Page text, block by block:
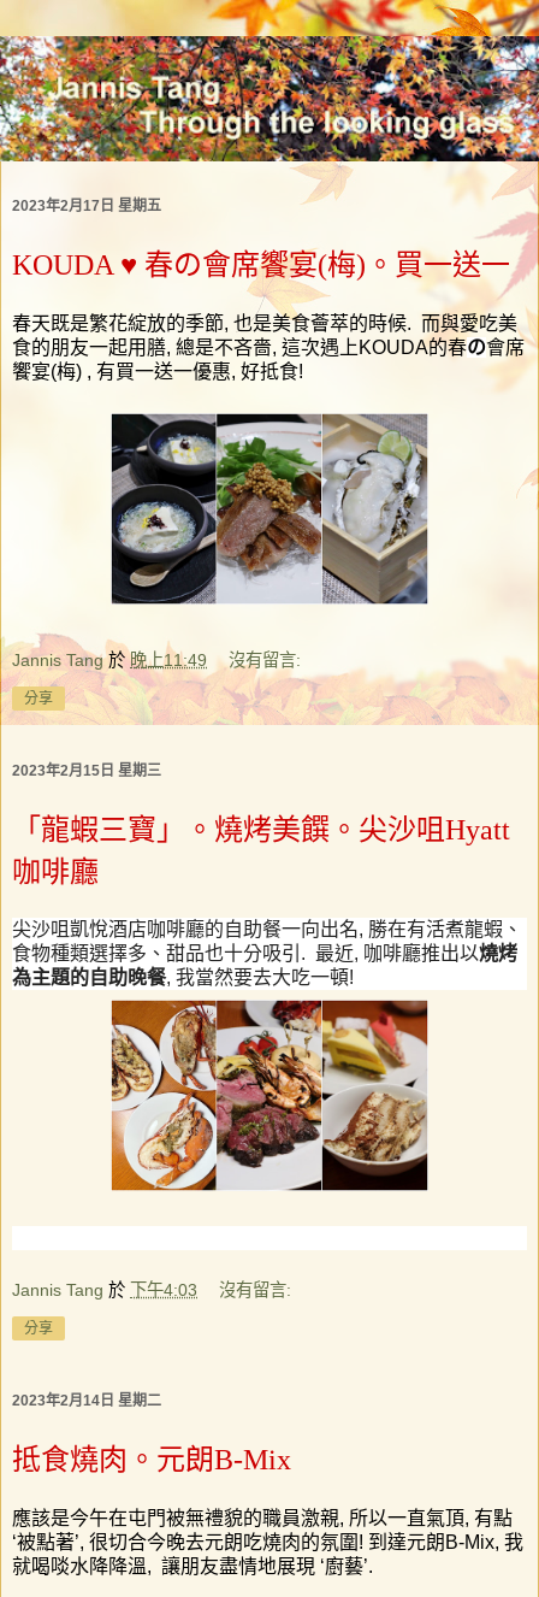
2023年2月17日 星期五
KOUDA ♥ 春の會席饗宴(梅)。買一送一
春天既是繁花綻放的季節, 也是美食薈萃的時候. 而與愛吃美
食的朋友一起用膳, 總是不吝嗇, 這次遇上KOUDA的春の會席
饗宴(梅) , 有買一送一優惠, 好抵食!
Jannis Tang 於晚上11:49 沒有留言:
分享
2023年2月15日 星期三
「龍蝦三寶」。燒烤美饌。尖沙咀Hyatt
咖啡廳
尖沙咀凱悅酒店咖啡廳的自助餐一向出名, 勝在有活煮龍蝦、
食物種類選擇多、甜品也十分吸引 . 最近, 咖啡廳推出以燒烤
為主題的自助晚餐, 我當然要去大吃一頓!
Jannis Tang 於 下午4:03 沒有留言:
分享
2023年2月14日 星期二
抵食燒肉。元朗B-Mix
應該是今午在屯門被無禮貌的職員激親, 所以一直氣頂, 有點
‘被點著’, 很切合今晚去元朗吃燒肉的氛圍 ! 到達元朗 B-Mix, 我
就喝啖水降降溫, 讓朋友盡情地展現 ‘廚藝’.